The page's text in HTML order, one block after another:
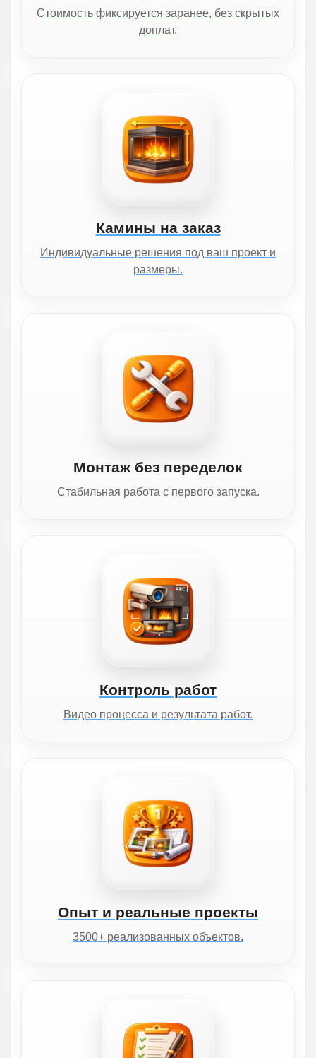
Стоимость фиксируется заранее, без скрытых
доплат.
Камины на заказ
Индивидуальные решения под ваш проект и
размеры.
Монтаж без переделок
Стабильная работа с первого запуска.
Контроль работ
Видео процесса и результата работ.
Опыт и реальные проекты
3500+ реализованных объектов.